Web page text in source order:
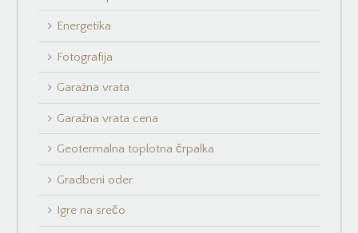
Energetika
Fotografija
Garažna vrata
Garažna vrata cena
Geotermalna toplotna črpalka
Gradbeni oder
Igre na srečo